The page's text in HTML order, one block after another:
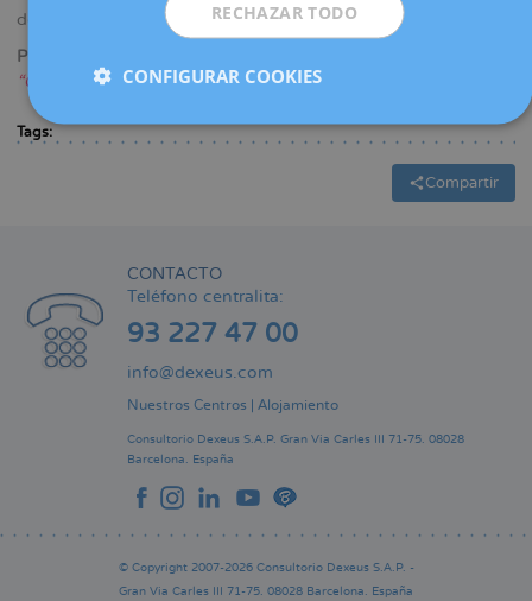
de La 2Cat (rtve.es).
Programa Gent amb talent:
“Curar” La 2Cat (rtve.es)
Tags:
Compartir
CONTACTO
Teléfono centralita:
93 227 47 00
info@dexeus.com
Nuestros Centros Alojamiento
Consultorio Dexeus S.A.P. Gran Via Carles III 71-75. 08028
Barcelona. España
© Copyright 2007-2026 Consultorio Dexeus S.A.P. -
Gran Via Carles III 71-75. 08028 Barcelona. España
RECHAZAR TODO
CONFIGURAR COOKIES